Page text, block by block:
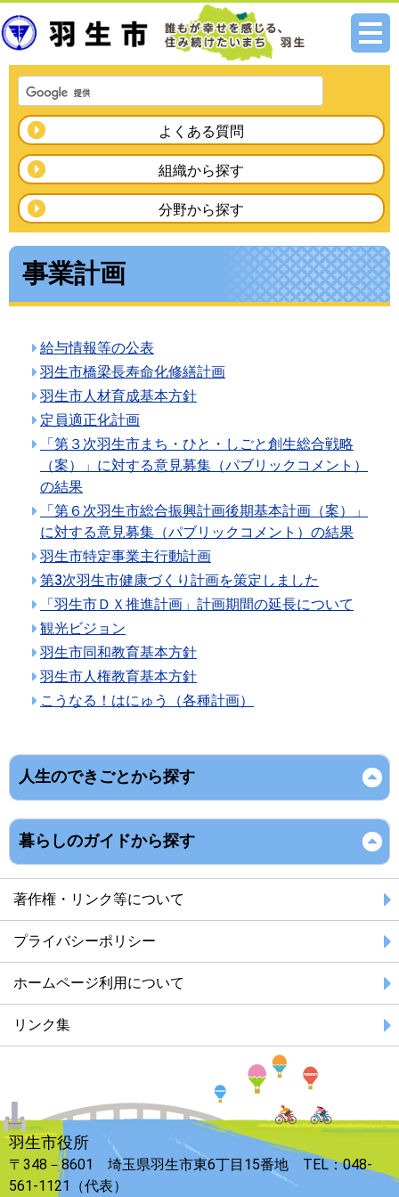
メニ
よくある質問
組織から探す
分野から探す
事業計画
給与情報等の公表
羽生市橋梁長寿命化修繕計画
羽生市人材育成基本方針
定員適正化計画
「第３次羽生市まち・ひと・しごと創生総合戦略
（案）」に対する意見募集（パブリックコメント）
の結果
「第６次羽生市総合振興計画後期基本計画（案）」
に対する意見募集（パブリックコメント）の結果
羽生市特定事業主行動計画
第3次羽生市健康づくり計画を策定しました
「羽生市ＤＸ推進計画」計画期間の延長について
観光ビジョン
羽生市同和教育基本方針
羽生市人権教育基本方針
こうなる！はにゅう（各種計画）
人生のできごとから探す
暮らしのガイドから探す
著作権・リンク等について
プライバシーポリシー
ホームページ利用について
リンク集
羽生市役所
〒348－8601 埼玉県羽生市東6丁目15番地 TEL：048-
561-1121（代表）